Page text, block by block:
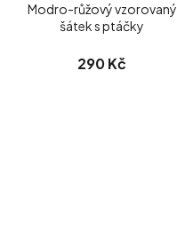
Modro-růžový vzorovaný
šátek s ptáčky
290 Kč